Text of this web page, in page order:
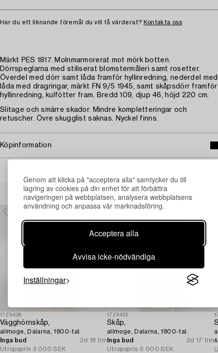
Genom att klicka på "acceptera alla" samtycker du till
lagring av cookies på din enhet för att förbättra
navigeringen på webbplatsen, analysera webbplatsens
användning och anpassa vår marknadsföring.
Acceptera alla
Avvisa icke-nödvändiga
Inställningar
Har du ett liknande föremål du vill få värderat? Kontakta oss
Märkt PES 1817. Molnmarmorerat mot mörk botten.
Dörrspeglarna med stiliserat blomstermåleri samt rosetter.
Överdel med dörr samt låda framför hyllinredning, nederdel med
låda med dragringar, märkt FN 9/5 1945, samt skåpsdörr framför
hyllinredning, kulfötter fram. Bredd 109, djup 46, höjd 220 cm.
Slitage och smärre skador. Mindre kompletteringar och
retuscher. Övre skugglist saknas. Nyckel finns.
Köpinformation
Andra har även tittat på
1729438
Vägghörnskåp,
allmoge, Dalarna, 1800-tal.
Inga bud
2d 18 tim
Utropspris 3 000 SEK
1729432
Skåp,
allmoge, Dalarna, 1800-tal.
Inga bud
2d 17 tim
Utropspris 6 000 SEK